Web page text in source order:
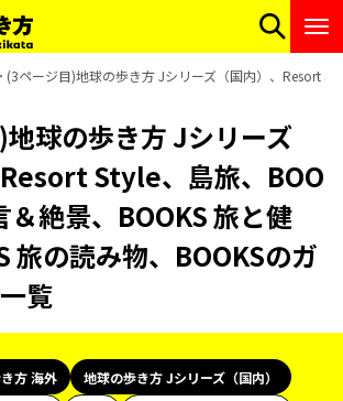
(3ページ目)地球の歩き方 Jシリーズ（国内）、Resort
球の歩き方 Jシリーズ
Resort Style、島旅、BOO
＆絶景、BOOKS 旅と健
旅の読み物、BOOKSのガ
覧
方 海外
地球の歩き方 Jシリーズ（国内）